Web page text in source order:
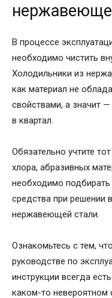
В процессе
необходимо чистить
Холодильники из
как материал не
свойствами, а значит
в квартал.
Обязательно учтите
хлора, абразивных
необходимо
средства при решении
нержавеющей стали.
Ознакомьтесь с тем,
руководстве по
инструкции всегда
каком-то невероятном